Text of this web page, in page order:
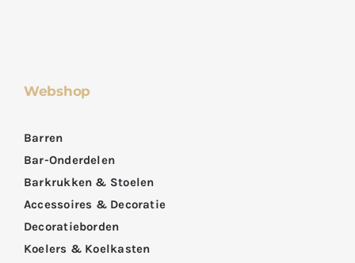
Webshop
Barren
Bar-Onderdelen
Barkrukken & Stoelen
Accessoires & Decoratie
Decoratieborden
Koelers & Koelkasten